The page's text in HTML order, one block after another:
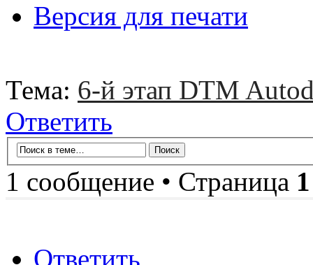
Версия для печати
Тема: 6-й этап DTM
Ответить
1 сообщение • Страница 1
Ответить